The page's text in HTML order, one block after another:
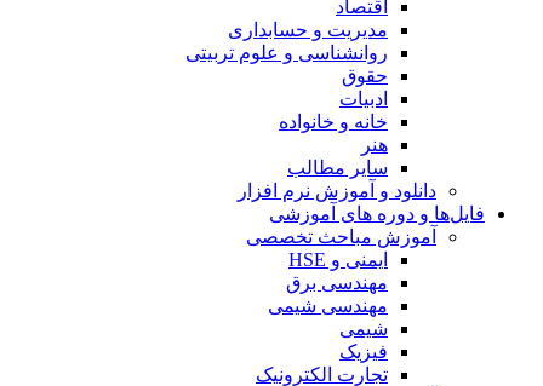
اقتصاد
مدیریت و حسابداری
روانشناسی و علوم تربیتی
حقوق
ادبیات
خانه و خانواده
هنر
سایر مطالب
دانلود و آموزش نرم افزار
فایل‌ها و دوره های آموزشی
آموزش مباحث تخصصی
ایمنی و HSE
مهندسی برق
مهندسی شیمی
شیمی
فیزیک
تجارت الکترونیک